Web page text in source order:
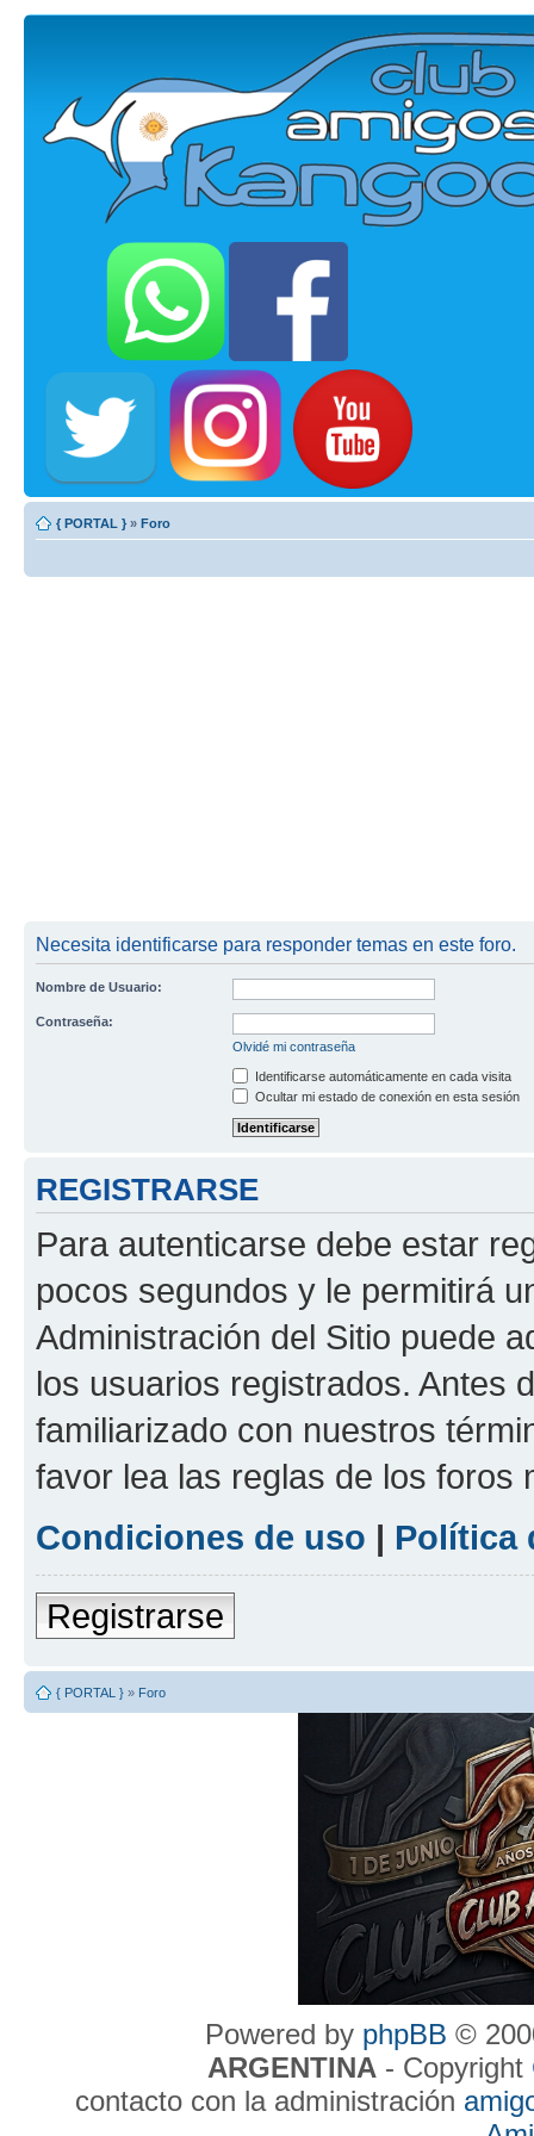
{ PORTAL } » Foro
Necesita identificarse para responder temas en este foro.
Nombre de Usuario:
Contraseña:
Olvidé mi contraseña
Identificarse automáticamente en cada visita
Ocultar mi estado de conexión en esta sesión
REGISTRARSE
Para autenticarse debe estar
pocos segundos y le permitirá
Administración del Sitio puede
los usuarios registrados. Antes
familiarizado con nuestros
favor lea las reglas de los foros
Condiciones de uso | Política
Registrarse
{ PORTAL } » Foro
Powered by phpBB ©
ARGENTINA- Copyright
contacto con la administración